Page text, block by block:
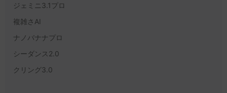
ジェミニ3.1プロ
複雑さAI
ナノバナナプロ
シーダンス2.0
クリング3.0